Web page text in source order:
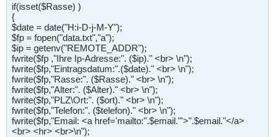
if(isset($Rasse) )
{
$date = date("H:i-D-j-M-Y");
$fp = fopen("data.txt","a");
$ip = getenv("REMOTE_ADDR");
fwrite($fp ,"Ihre Ip-Adresse:". ($ip)." <br> \n");
fwrite($fp,"Eintragsdatum:".($date)." <br> \n");
fwrite($fp,"Rasse:". ($Rasse)." <br> \n");
fwrite($fp,"Alter:". ($Alter)." <br> \n");
fwrite($fp,"PLZ\Ort:". ($ort)." <br> \n");
fwrite($fp,"Telefon:". ($telefon)." <br> \n");
fwrite($fp,"Email: <a href='mailto:".$email."'>".$email."</a>
<br> <hr> <br>\n");